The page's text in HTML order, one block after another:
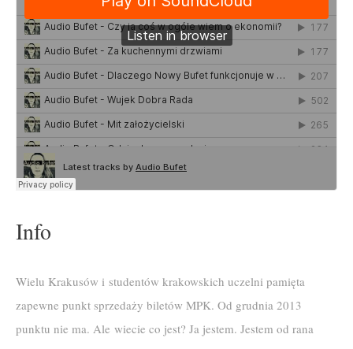
Info
Wielu Krakusów i studentów krakowskich uczelni pamięta
zapewne punkt sprzedaży biletów MPK. Od grudnia 2013
punktu nie ma. Ale wiecie co jest? Ja jestem. Jestem od rana